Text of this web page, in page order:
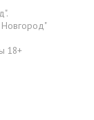
Новгород"
18+